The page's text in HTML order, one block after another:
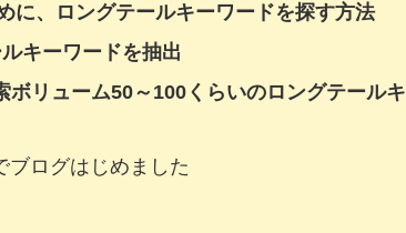
に、ロングテールキーワードを探す方法
キーワードを抽出
リューム50～100くらいのロングテールキ
ブログはじめました